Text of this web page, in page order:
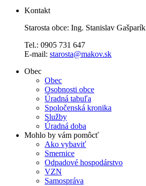
Kontakt
Starosta obce: Ing. Stanislav Gašparík
Tel.: 0905 731 647
E-mail: starosta@makov.sk
Obec
Obec
Osobnosti obce
Úradná tabuľa
Spoločenská kronika
Služby
Úradná doba
Mohlo by vám pomôcť
Ako vybaviť
Smernice
Odpadové hospodárstvo
VZN
Samospráva